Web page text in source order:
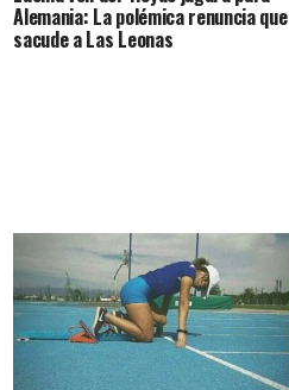
Alemania: La polémica renuncia que
sacude a Las Leonas